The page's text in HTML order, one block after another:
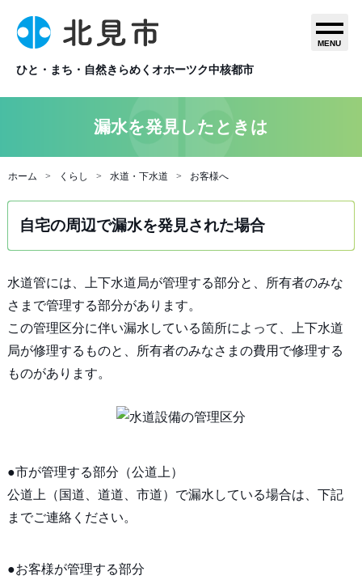
ひと・まち・自然きらめくオホーツク中核都市
MENU
漏水を発見したときは
ホーム くらし 水道・下水道 お客様へ
自宅の周辺で漏水を発見された場合
水道管には、上下水道局が管理する部分と、所有者のみな
さまで管理する部分があります。
この管理区分に伴い漏水している箇所によって、上下水道
局が修理するものと、所有者のみなさまの費用で修理する
ものがあります。
●市が管理する部分（公道上）
公道上（国道、道道、市道）で漏水している場合は、下記
までご連絡ください。
●お客様が管理する部分